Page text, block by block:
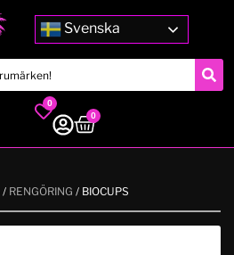
Svenska
0
0
/ RENGÖRING / BIOCUPS